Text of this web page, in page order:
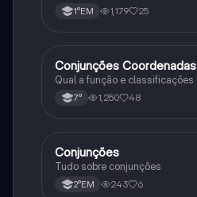
1°EM 1,179 25
Português
Conjunções Coordenadas
Qual a função e classificações
7° 1,250 48
Português
Conjunções
Tudo sobre conjunções
2°EM 243 6